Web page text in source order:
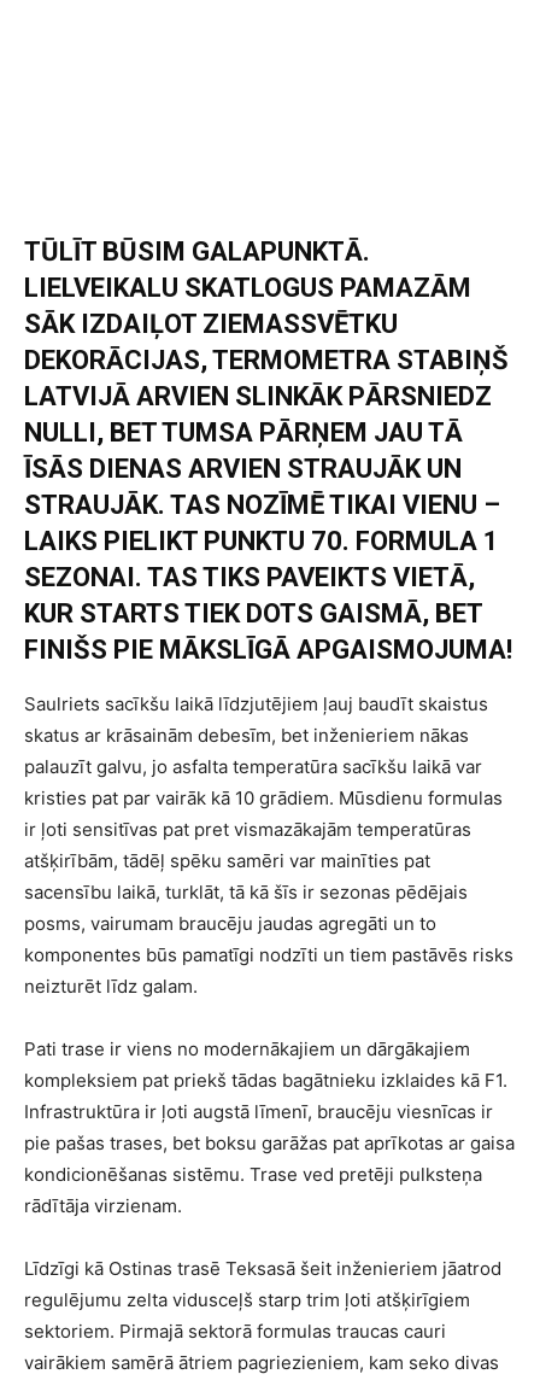
TŪLĪT BŪSIM GALAPUNKTĀ.
LIELVEIKALU SKATLOGUS PAMAZĀM
SĀK IZDAIĻOT ZIEMASSVĒTKU
DEKORĀCIJAS, TERMOMETRA STABIŅŠ
LATVIJĀ ARVIEN SLINKĀK PĀRSNIEDZ
NULLI, BET TUMSA PĀRŅEM JAU TĀ
ĪSĀS DIENAS ARVIEN STRAUJĀK UN
STRAUJĀK. TAS NOZĪMĒ TIKAI VIENU –
LAIKS PIELIKT PUNKTU 70. FORMULA 1
SEZONAI. TAS TIKS PAVEIKTS VIETĀ,
KUR STARTS TIEK DOTS GAISMĀ, BET
FINIŠS PIE MĀKSLĪGĀ APGAISMOJUMA!
Saulriets sacīkšu laikā līdzjutējiem ļauj baudīt skaistus
skatus ar krāsainām debesīm, bet inženieriem nākas
palauzīt galvu, jo asfalta temperatūra sacīkšu laikā var
kristies pat par vairāk kā 10 grādiem. Mūsdienu formulas
ir ļoti sensitīvas pat pret vismazākajām temperatūras
atšķirībām, tādēļ spēku samēri var mainīties pat
sacensību laikā, turklāt, tā kā šīs ir sezonas pēdējais
posms, vairumam braucēju jaudas agregāti un to
komponentes būs pamatīgi nodzīti un tiem pastāvēs risks
neizturēt līdz galam.
Pati trase ir viens no modernākajiem un dārgākajiem
kompleksiem pat priekš tādas bagātnieku izklaides kā F1.
Infrastruktūra ir ļoti augstā līmenī, braucēju viesnīcas ir
pie pašas trases, bet boksu garāžas pat aprīkotas ar gaisa
kondicionēšanas sistēmu. Trase ved pretēji pulksteņa
rādītāja virzienam.
Līdzīgi kā Ostinas trasē Teksasā šeit inženieriem jāatrod
regulējumu zelta vidusceļš starp trim ļoti atšķirīgiem
sektoriem. Pirmajā sektorā formulas traucas cauri
vairākiem samērā ātriem pagriezieniem, kam seko divas